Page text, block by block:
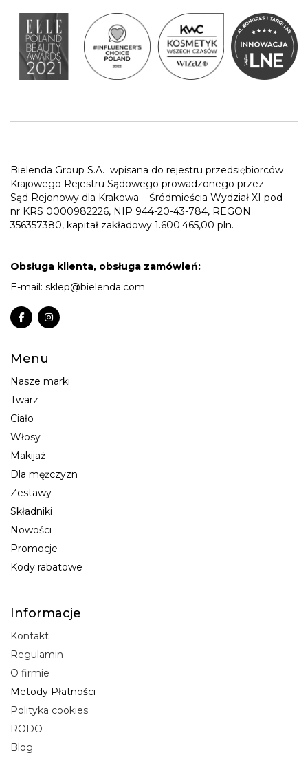
Bielenda Group S.A. wpisana do rejestru przedsiębiorców
Krajowego Rejestru Sądowego prowadzonego przez
Sąd Rejonowy dla Krakowa – Śródmieścia Wydział XI pod
nr KRS 0000982226, NIP 944-20-43-784, REGON
356357380, kapitał zakładowy 1.600.465,00 pln.
Obsługa klienta, obsługa zamówień:
E-mail: sklep@bielenda.com
Menu
Nasze marki
Twarz
Ciało
Włosy
Makijaż
Dla mężczyzn
Zestawy
Składniki
Nowości
Promocje
Kody rabatowe
Informacje
Kontakt
Regulamin
O firmie
Metody Płatności
Polityka cookies
RODO
Blog